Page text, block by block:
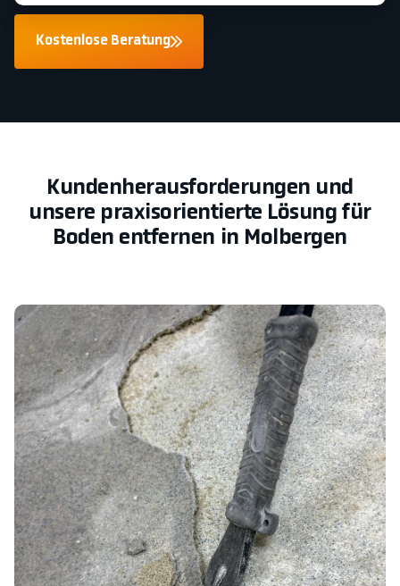
Kostenlose Beratung
Kundenherausforderungen und
unsere praxisorientierte Lösung für
Boden entfernen in Molbergen